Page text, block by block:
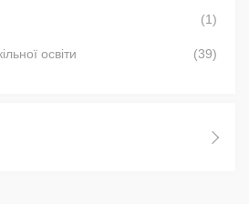
(1)
освіти (39)